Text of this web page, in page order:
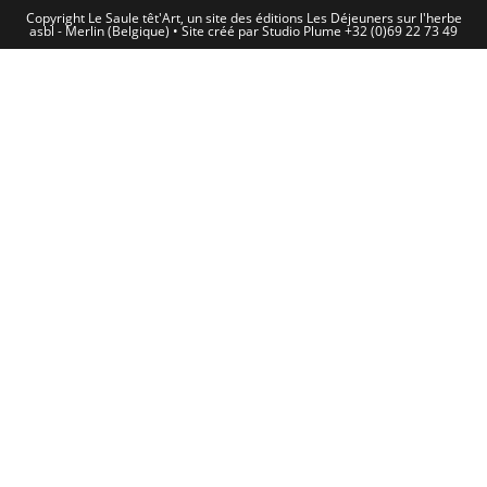
Copyright Le Saule têt'Art, un site des éditions Les Déjeuners sur l'herbe
asbl - Merlin (Belgique) • Site créé par Studio Plume +32 (0)69 22 73 49